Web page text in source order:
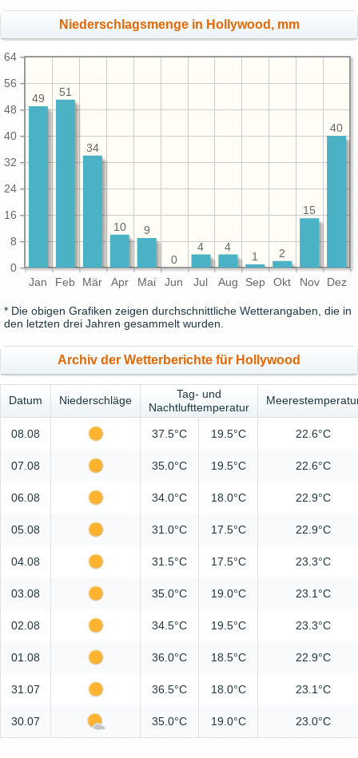
Niederschlagsmenge in Hollywood, mm
Jan Feb Mär Apr Mai Jun Jul Aug Sep Okt Nov Dez
0
8
16
24
32
40
48
56
64
40
15
2
1
4
4
0
9
10
34
51
49
* Die obigen Grafiken zeigen durchschnittliche Wetterangaben, die in
den letzten drei Jahren gesammelt wurden.
Archiv der Wetterberichte für Hollywood
Datum Niederschläge
Tag- und
Nachtlufttemperatur
08.08 37.5°C 19.5°C 22.6°C
07.08 35.0°C 19.5°C 22.6°C
06.08 34.0°C 18.0°C 22.9°C
05.08 31.0°C 17.5°C 22.9°C
04.08 31.5°C 17.5°C 23.3°C
03.08 35.0°C 19.0°C 23.1°C
02.08 34.5°C 19.5°C 23.3°C
01.08 36.0°C 18.5°C 22.9°C
31.07 36.5°C 18.0°C 23.1°C
30.07 35.0°C 19.0°C 23.0°C